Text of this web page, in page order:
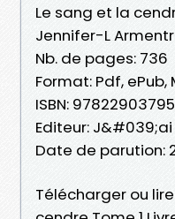
Le sang et la
Jennifer-L
Nb. de pages: 736
Format: Pdf, ePub,
ISBN:
Editeur: J&#039;ai
Date de parution:
Télécharger ou